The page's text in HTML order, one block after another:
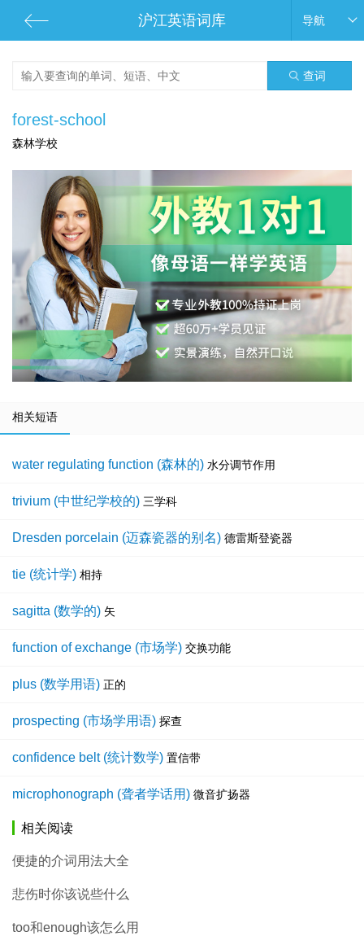
沪江英语词库 导航
查词
forest-school
森林学校
相关短语
water regulating function (森林的) 水分调节作用
trivium (中世纪学校的) 三学科
Dresden porcelain (迈森瓷器的别名) 德雷斯登瓷器
tie (统计学) 相持
sagitta (数学的) 矢
function of exchange (市场学) 交换功能
plus (数学用语) 正的
prospecting (市场学用语) 探查
confidence belt (统计数学) 置信带
microphonograph (聋者学话用) 微音扩扬器
相关阅读
便捷的介词用法大全
悲伤时你该说些什么
too和enough该怎么用